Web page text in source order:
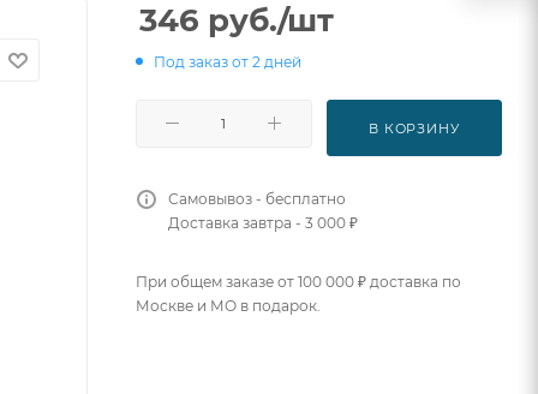
346 руб./шт
Под заказ от 2 дней
В КОРЗИНУ
Самовывоз - бесплатно
Доставка завтра - 3 000 ₽
При общем заказе от 100 000 ₽ доставка по
Москве и МО в подарок.